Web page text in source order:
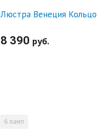
Люстра Венеция Кольцо
8 390 руб.
6 ламп